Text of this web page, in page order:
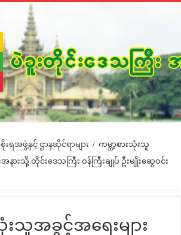
ရအဖွဲ့နှင့် ဌာနဆိုင်ရာများ / ကမ္ဘာ့စားသုံးသူ
နားသို့ တိုင်းဒေသကြီး ဝန်ကြီးချုပ် ဦးမျိုးဆွေဝင်း
းသူအခွင့်အရေးများ